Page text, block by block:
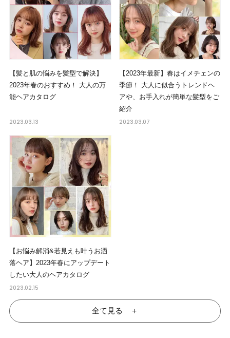
【髪と肌の悩みを髪型で解決】
2023年春のおすすめ！ 大人の万
能ヘアカタログ
2023.03.13
【2023年最新】春はイメチェンの
季節！ 大人に似合うトレンドヘ
アや、お手入れが簡単な髪型をご
紹介
2023.03.07
【お悩み解消&若見えも叶うお洒
落ヘア】2023年春にアップデート
したい大人のヘアカタログ
2023.02.15
全て見る ＋